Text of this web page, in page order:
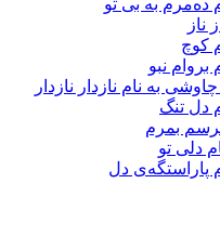
دەمرم بە بی تو
ناز
کوچ
بروام نبو
به نام نازدار نازدار
دل تنگ
بمرم
دلی تو
پاراستگەی دل